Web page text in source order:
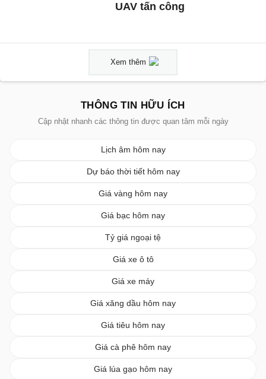
UAV tấn công
Xem thêm
THÔNG TIN HỮU ÍCH
Cập nhật nhanh các thông tin được quan tâm mỗi ngày
Lịch âm hôm nay
Dự báo thời tiết hôm nay
Giá vàng hôm nay
Giá bạc hôm nay
Tỷ giá ngoại tệ
Giá xe ô tô
Giá xe máy
Giá xăng dầu hôm nay
Giá tiêu hôm nay
Giá cà phê hôm nay
Giá lúa gạo hôm nay